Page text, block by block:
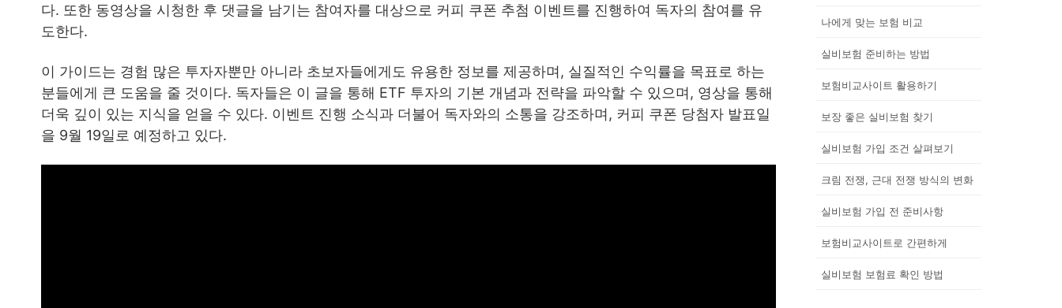
다. 또한 동영상을 시청한 후 댓글을 남기는 참여자를 대상으로 커피 쿠폰 추첨 이벤트를 진행하여 독자의 참여를 유
도한다.
이 가이드는 경험 많은 투자자뿐만 아니라 초보자들에게도 유용한 정보를 제공하며, 실질적인 수익률을 목표로 하는
분들에게 큰 도움을 줄 것이다. 독자들은 이 글을 통해 ETF 투자의 기본 개념과 전략을 파악할 수 있으며, 영상을 통해
더욱 깊이 있는 지식을 얻을 수 있다. 이벤트 진행 소식과 더불어 독자와의 소통을 강조하며, 커피 쿠폰 당첨자 발표일
을 9월 19일로 예정하고 있다.
나에게 맞는 보험 비교
실비보험 준비하는 방법
보험비교사이트 활용하기
보장 좋은 실비보험 찾기
실비보험 가입 조건 살펴보기
크림 전쟁, 근대 전쟁 방식의 변화
실비보험 가입 전 준비사항
보험비교사이트로 간편하게
실비보험 보험료 확인 방법